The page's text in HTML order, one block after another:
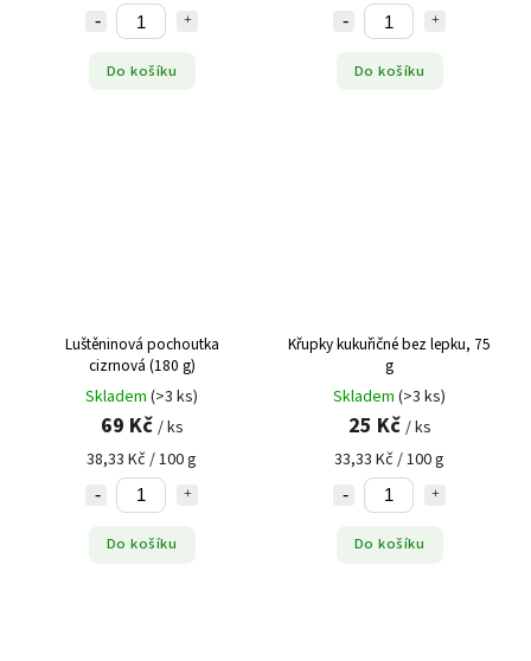
Do košíku Do košíku
Luštěninová pochoutka
cizrnová (180 g)
Skladem (>3 ks)
69 Kč / ks
38,33 Kč / 100 g
Do košíku
Křupky kukuřičné bez lepku, 75
g
Skladem (>3 ks)
25 Kč / ks
33,33 Kč / 100 g
Do košíku